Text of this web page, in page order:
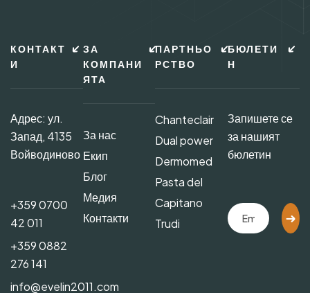
КОНТАКТ
И
Адрес: ул.
Запад, 4135
Войводиново
+359 0700
42 011
+359 0882
276 141
info@evelin2011.com
ЗА
КОМПАНИ
ЯТА
За нас
Екип
Блог
Медия
Контакти
ПАРТНЬО
РСТВО
Chanteclair
Dual power
Dermomed
Pasta del
Capitano
Trudi
БЮЛЕТИ
Н
Запишете се
за нашият
бюлетин